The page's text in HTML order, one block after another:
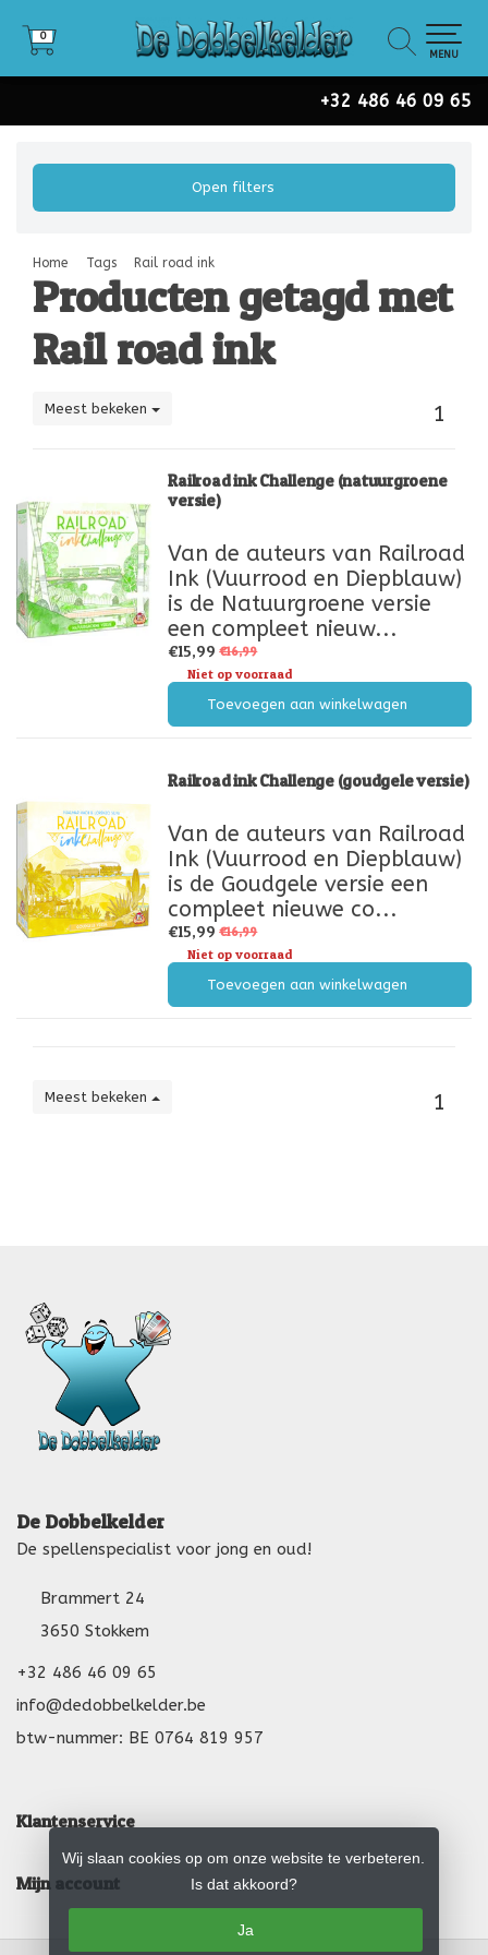
+32 486 46 09 65
0
0
MENU
Open filters
Home Tags Rail road ink
Producten getagd met
Rail road ink
Meest bekeken 1
Railroad ink Challenge (natuurgroene
versie)
Van de auteurs van Railroad
Ink (Vuurrood en Diepblauw)
is de Natuurgroene versie
een compleet nieuw...
€15,99 €16,99
Niet op voorraad
Toevoegen aan winkelwagen
Railroad ink Challenge (goudgele versie)
Van de auteurs van Railroad
Ink (Vuurrood en Diepblauw)
is de Goudgele versie een
compleet nieuwe co...
€15,99 €16,99
Niet op voorraad
Toevoegen aan winkelwagen
Meest bekeken 1
De Dobbelkelder
De spellenspecialist voor jong en oud!
Brammert 24
3650 Stokkem
+32 486 46 09 65
info@dedobbelkelder.be
btw-nummer: BE 0764 819 957
Klantenservice
Mijn account
Wij slaan cookies op om onze website te verbeteren.
Is dat akkoord?
Ja